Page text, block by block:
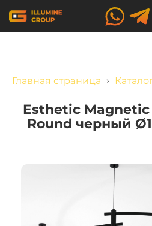
Главная страница ›
Esthetic
Round черный